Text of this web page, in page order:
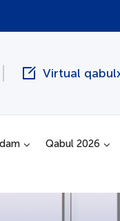
Virtual
Qabul 2026